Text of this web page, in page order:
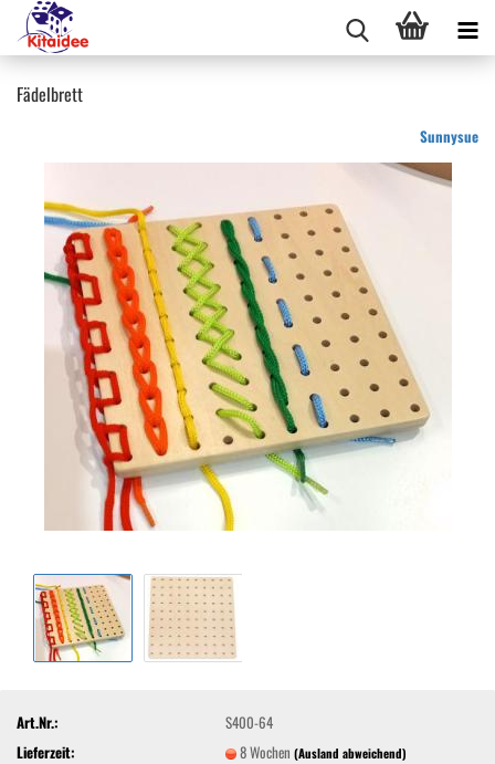
Fädelbrett
Sunnysue
Art.Nr.:
S400-64
Lieferzeit:
8 Wochen(Ausland abweichend)